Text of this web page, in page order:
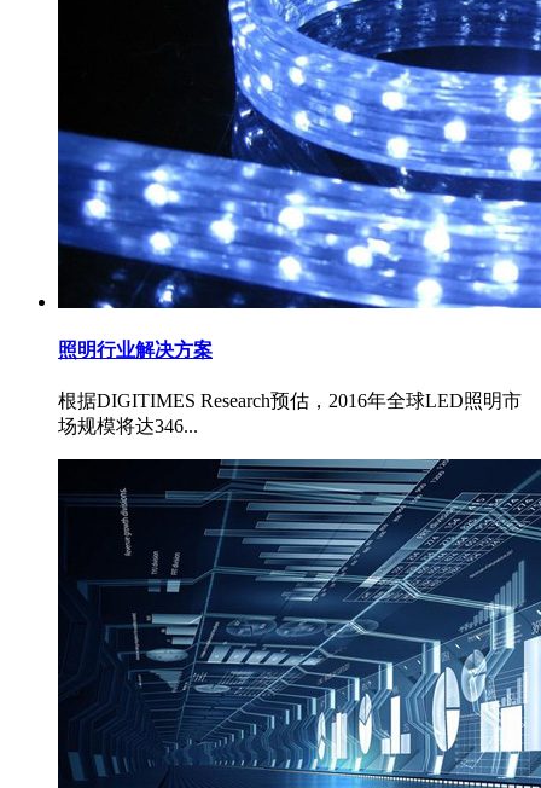
照明行业解决方案
根据DIGITIMES Research预估，2016年全球LED照明市
场规模将达346...